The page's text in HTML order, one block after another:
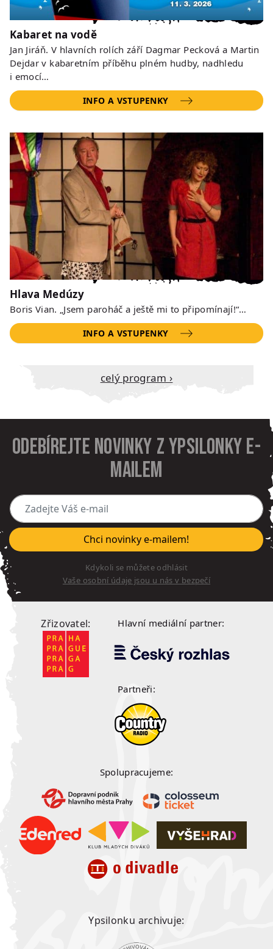
Kabaret na vodě
Jan Jiráň. V hlavních rolích září Dagmar Pecková a Martin
Dejdar v kabaretním příběhu plném hudby, nadhledu
i emocí…
INFO A VSTUPENKY
Hlava Medúzy
Boris Vian. „Jsem paroháč a ještě mi to připomínají!“…
INFO A VSTUPENKY
Celý program ›
Odebírejte novinky z Ypsilonky e-
mailem
Zadejte Váš e-mail
Chci novinky e-mailem!
Kdykoli se můžete odhlásit
Vaše osobní údaje jsou u nás v bezpečí
Zřizovatel: Hlavní mediální partner:
Partneři:
Spolupracujeme:
Ypsilonku archivuje: